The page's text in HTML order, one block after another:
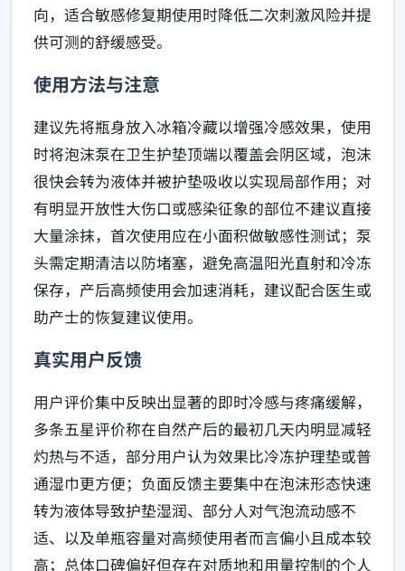
向，适合敏感修复期使用时降低二次刺激风险并提
供可测的舒缓感受。
使用方法与注意
建议先将瓶身放入冰箱冷藏以增强冷感效果，使用
时将泡沫泵在卫生护垫顶端以覆盖会阴区域，泡沫
很快会转为液体并被护垫吸收以实现局部作用；对
有明显开放性大伤口或感染征象的部位不建议直接
大量涂抹，首次使用应在小面积做敏感性测试；泵
头需定期清洁以防堵塞，避免高温阳光直射和冷冻
保存，产后高频使用会加速消耗，建议配合医生或
助产士的恢复建议使用。
真实用户反馈
用户评价集中反映出显著的即时冷感与疼痛缓解，
多条五星评价称在自然产后的最初几天内明显减轻
灼热与不适，部分用户认为效果比冷冻护理垫或普
通湿巾更方便；负面反馈主要集中在泡沫形态快速
转为液体导致护垫湿润、部分人对气泡流动感不
适、以及单瓶容量对高频使用者而言偏小且成本较
高；总体口碑偏好但存在对质地和用量控制的个人